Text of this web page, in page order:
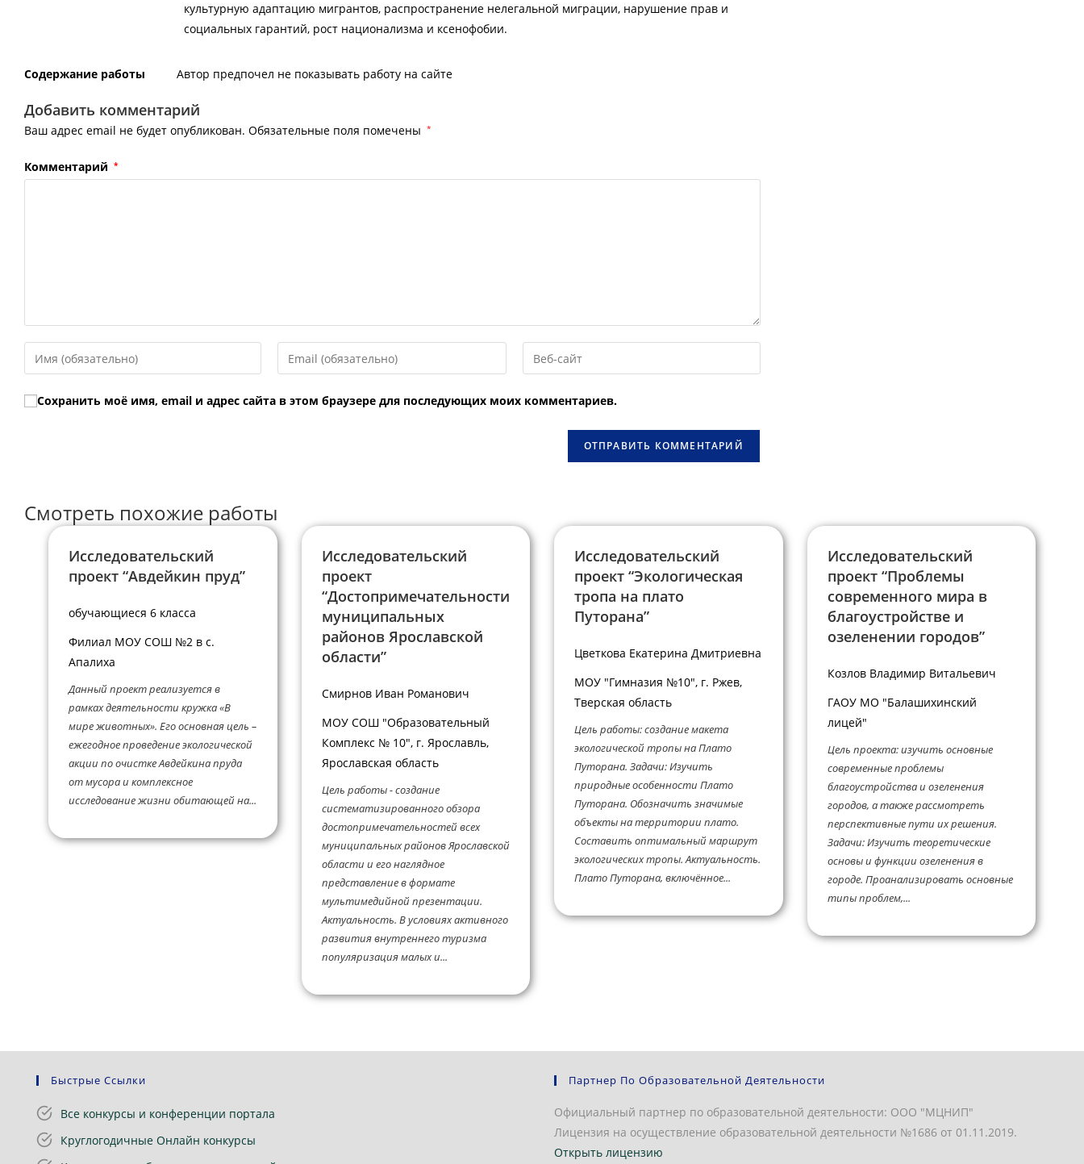
культурную адаптацию мигрантов, распространение нелегальной миграции, нарушение прав и
социальных гарантий, рост национализма и ксенофобии.
Содержание работы Автор предпочел не показывать работу на сайте
Добавить комментарий
Ваш адрес email не будет опубликован. Обязательные поля помечены *
Комментарий *
Введите
свое
имя
или
Введите
свой
Введите
URL
(необязательно)
Сохранить моё имя, email и адрес сайта в этом браузере для последующих моих комментариев.
Смотреть похожие работы
Исследовательский
проект “Авдейкин пруд”
обучающиеся 6 класса
Филиал МОУ СОШ №2 в с.
Апалиха
Данный проект реализуется в
рамках деятельности кружка «В
мире животных». Его основная цель –
ежегодное проведение экологической
акции по очистке Авдейкина пруда
от мусора и комплексное
исследование жизни обитающей на...
Исследовательский
проект
“Достопримечательности
муниципальных
районов Ярославской
области”
Смирнов Иван Романович
МОУ СОШ "Образовательный
Комплекс № 10", г. Ярославль,
Ярославская область
Цель работы - создание
систематизированного обзора
достопримечательностей всех
муниципальных районов Ярославской
области и его наглядное
представление в формате
мультимедийной презентации.
Актуальность. В условиях активного
развития внутреннего туризма
популяризация малых и...
Исследовательский
проект “Экологическая
тропа на плато
Путорана”
Цветкова Екатерина Дмитриевна
МОУ "Гимназия №10", г. Ржев,
Тверская область
Цель работы: создание макета
экологической тропы на Плато
Путорана. Задачи: Изучить
природные особенности Плато
Путорана. Обозначить значимые
объекты на территории плато.
Составить оптимальный маршрут
экологических тропы. Актуальность.
Плато Путорана, включённое...
Исследовательский
проект “Проблемы
современного мира в
благоустройстве и
озеленении городов”
Козлов Владимир Витальевич
ГАОУ МО "Балашихинский
лицей"
Цель проекта: изучить основные
современные проблемы
благоустройства и озеленения
городов, а также рассмотреть
перспективные пути их решения.
Задачи: Изучить теоретические
основы и функции озеленения в
городе. Проанализировать основные
типы проблем,...
Быстрые Ссылки
Все конкурсы и конференции портала
Круглогодичные Онлайн конкурсы
Партнер По Образовательной Деятельности
Официальный партнер по образовательной деятельности: ООО "МЦНИП"
Лицензия на осуществление образовательной деятельности №1686 от 01.11.2019.
Открыть лицензию